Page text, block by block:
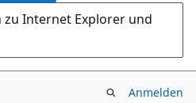
Internet Explorer und
Anmelden